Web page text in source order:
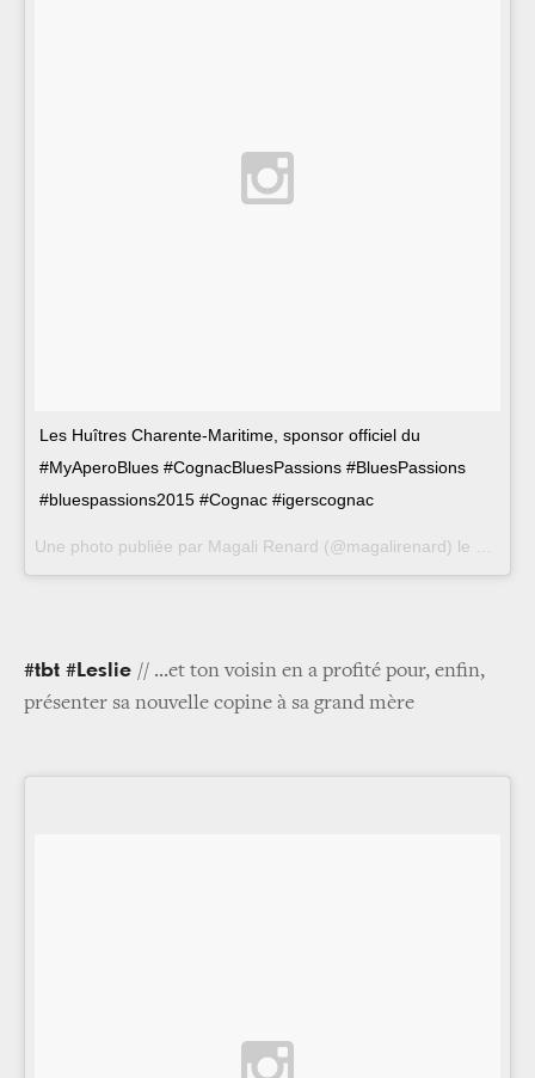
Les Huîtres Charente-Maritime, sponsor officiel du
#MyAperoBlues #CognacBluesPassions #BluesPassions
#bluespassions2015 #Cognac #igerscognac
Une photo publiée par Magali Renard (@magalirenard) le
4 Juil.
#tbt #Leslie // ...et ton voisin en a profité pour, enfin,
présenter sa nouvelle copine à sa grand mère